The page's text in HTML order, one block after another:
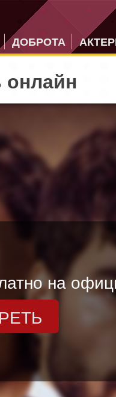
ДОБРОТА
онлайн
на